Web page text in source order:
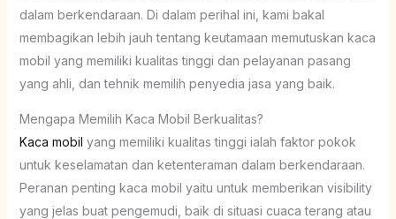
dalam berkendaraan. Di dalam perihal ini, kami bakal
membagikan lebih jauh tentang keutamaan memutuskan kaca
mobil yang memiliki kualitas tinggi dan pelayanan pasang
yang ahli, dan tehnik memilih penyedia jasa yang baik.
Mengapa Memilih Kaca Mobil Berkualitas?
Kaca mobil yang memiliki kualitas tinggi ialah faktor pokok
untuk keselamatan dan ketenteraman dalam berkendaraan.
Peranan penting kaca mobil yaitu untuk memberikan visibility
yang jelas buat pengemudi, baik di situasi cuaca terang atau